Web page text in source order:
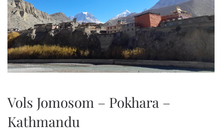
Vols Jomosom – Pokhara –
Kathmandu